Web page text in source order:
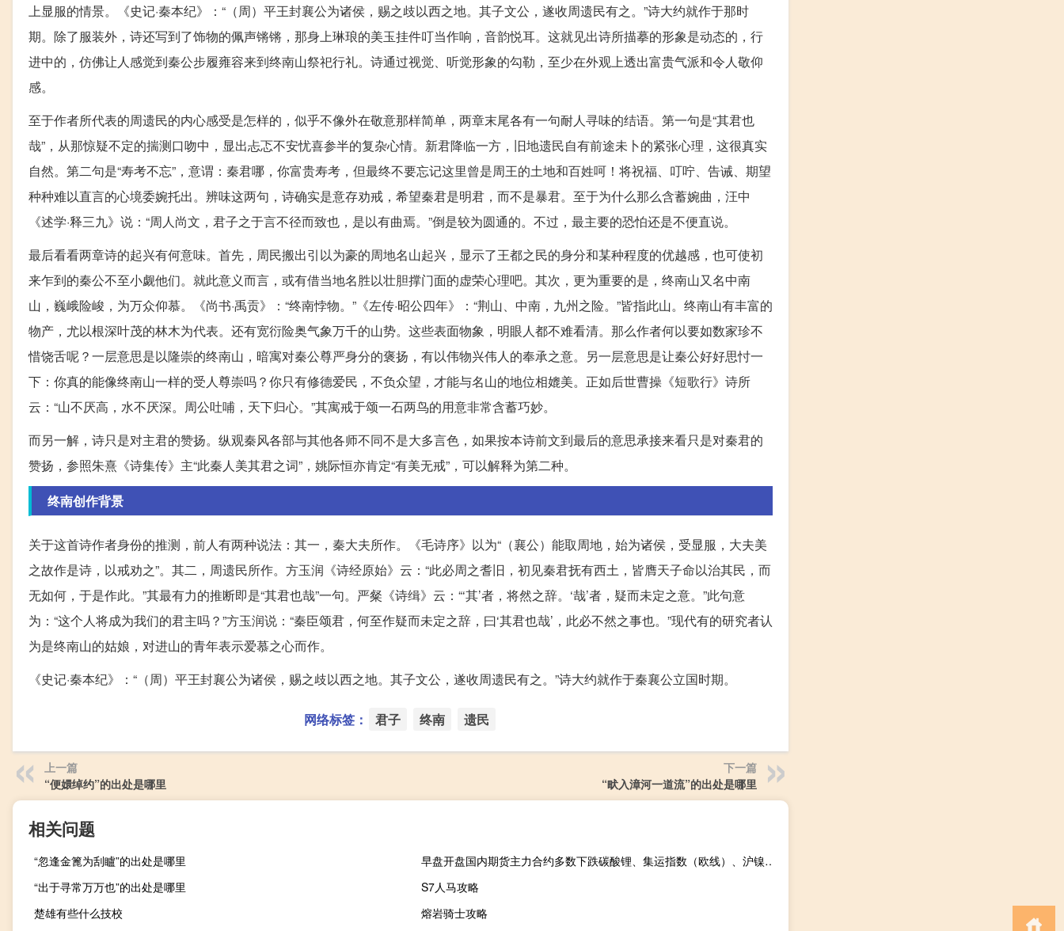
上显服的情景。《史记·秦本纪》：“（周）平王封襄公为诸侯，赐之歧以西之地。其子文公，遂收周遗民有之。”诗大约就作于那时
期。除了服装外，诗还写到了饰物的佩声锵锵，那身上琳琅的美玉挂件叮当作响，音韵悦耳。这就见出诗所描摹的形象是动态的，行
进中的，仿佛让人感觉到秦公步履雍容来到终南山祭祀行礼。诗通过视觉、听觉形象的勾勒，至少在外观上透出富贵气派和令人敬仰
感。
至于作者所代表的周遗民的内心感受是怎样的，似乎不像外在敬意那样简单，两章末尾各有一句耐人寻味的结语。第一句是“其君也
哉”，从那惊疑不定的揣测口吻中，显出忐忑不安忧喜参半的复杂心情。新君降临一方，旧地遗民自有前途未卜的紧张心理，这很真实
自然。第二句是“寿考不忘”，意谓：秦君哪，你富贵寿考，但最终不要忘记这里曾是周王的土地和百姓呵！将祝福、叮咛、告诫、期望
种种难以直言的心境委婉托出。辨味这两句，诗确实是意存劝戒，希望秦君是明君，而不是暴君。至于为什么那么含蓄婉曲，汪中
《述学·释三九》说：“周人尚文，君子之于言不径而致也，是以有曲焉。”倒是较为圆通的。不过，最主要的恐怕还是不便直说。
最后看看两章诗的起兴有何意味。首先，周民搬出引以为豪的周地名山起兴，显示了王都之民的身分和某种程度的优越感，也可使初
来乍到的秦公不至小觑他们。就此意义而言，或有借当地名胜以壮胆撑门面的虚荣心理吧。其次，更为重要的是，终南山又名中南
山，巍峨险峻，为万众仰慕。《尚书·禹贡》：“终南悖物。”《左传·昭公四年》：“荆山、中南，九州之险。”皆指此山。终南山有丰富的
物产，尤以根深叶茂的林木为代表。还有宽衍险奥气象万千的山势。这些表面物象，明眼人都不难看清。那么作者何以要如数家珍不
惜饶舌呢？一层意思是以隆崇的终南山，暗寓对秦公尊严身分的褒扬，有以伟物兴伟人的奉承之意。另一层意思是让秦公好好思忖一
下：你真的能像终南山一样的受人尊崇吗？你只有修德爱民，不负众望，才能与名山的地位相媲美。正如后世曹操《短歌行》诗所
云：“山不厌高，水不厌深。周公吐哺，天下归心。”其寓戒于颂一石两鸟的用意非常含蓄巧妙。
而另一解，诗只是对主君的赞扬。纵观秦风各部与其他各师不同不是大多言色，如果按本诗前文到最后的意思承接来看只是对秦君的
赞扬，参照朱熹《诗集传》主“此秦人美其君之词”，姚际恒亦肯定“有美无戒”，可以解释为第二种。
终南创作背景
关于这首诗作者身份的推测，前人有两种说法：其一，秦大夫所作。《毛诗序》以为“（襄公）能取周地，始为诸侯，受显服，大夫美
之故作是诗，以戒劝之”。其二，周遗民所作。方玉润《诗经原始》云：“此必周之耆旧，初见秦君抚有西土，皆膺天子命以治其民，而
无如何，于是作此。”其最有力的推断即是“其君也哉”一句。严粲《诗缉》云：“‘其’者，将然之辞。‘哉’者，疑而未定之意。”此句意
为：“这个人将成为我们的君主吗？”方玉润说：“秦臣颂君，何至作疑而未定之辞，曰‘其君也哉’，此必不然之事也。”现代有的研究者认
为是终南山的姑娘，对进山的青年表示爱慕之心而作。
《史记·秦本纪》：“（周）平王封襄公为诸侯，赐之歧以西之地。其子文公，遂收周遗民有之。”诗大约就作于秦襄公立国时期。
网络标签： 君子 终南 遗民
上一篇
“便嬛绰约”的出处是哪里
下一篇
“畎入漳河一道流”的出处是哪里
相关问题
“忽逢金篦为刮矑”的出处是哪里
早盘开盘国内期货主力合约多数下跌碳酸锂、集运指数（欧线）、沪镍、菜粕、液化石油气（LPG）跌超2%丁二烯橡胶（BR）、聚氯乙烯（PVC）、沪锌、乙二醇（EG）跌超1%涨幅方面低硫燃料油（LU）、纸浆涨超2%SC原油、燃油涨超1%
“出于寻常万万也”的出处是哪里
S7人马攻略
楚雄有些什么技校
熔岩骑士攻略